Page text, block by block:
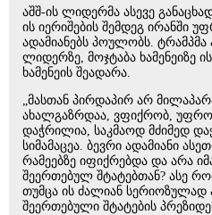
აშშ-ის ლიდერმა ასევე
ის იერიშების შემდეგ ირანში
ადამიანებს პოულობს.
ლიდერზე, მოჯტაბა ხამენეიზე
ხამენეის შეადარა.
„მასთან პირდაპირ არ
ახალგაზრდაა, ვფიქრობ,
დაჭრილია, საკმაოდ მძიმედ
სიმამაცეა. ბევრი ადამიანი
რამეებზე იფიქრებდა და არა
შეერთებულ შტატებთან? ასე
თუმცა ის ძალიან სერიოზულად
შეერთებული შტატების